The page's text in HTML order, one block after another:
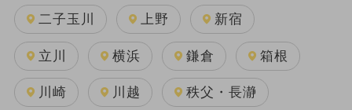
二子玉川 上野 新宿
立川 横浜 鎌倉 箱根
川崎 川越 秩父・長瀞